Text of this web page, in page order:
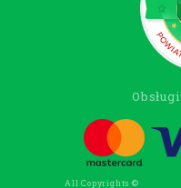
All Copyrights ©